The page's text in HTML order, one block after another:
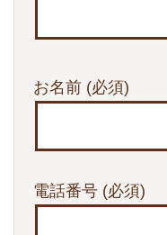
お名前 (必須)
電話番号 (必須)